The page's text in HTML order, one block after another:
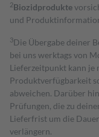
2Biozidprodukte
und
3Die Übergabe deiner
bei uns werktags von
Lieferzeitpunkt kann je
Produktverfügbarkeit
abweichen. Darüber
Prüfungen, die zu
Lieferfrist um die
verlängern.